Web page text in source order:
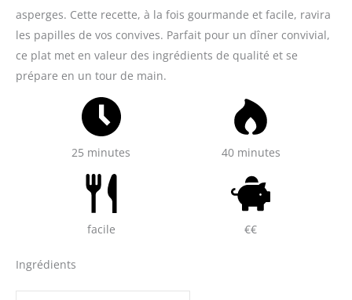
asperges. Cette recette, à la fois gourmande et facile, ravira
les papilles de vos convives. Parfait pour un dîner convivial,
ce plat met en valeur des ingrédients de qualité et se
prépare en un tour de main.
25 minutes 40 minutes
facile €€
Ingrédients